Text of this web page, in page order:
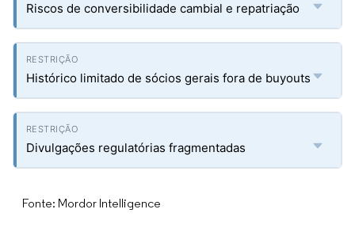
Riscos de conversibilidade cambial e repatriação
Histórico limitado de sócios gerais fora de buyouts
Divulgações regulatórias fragmentadas
Fonte: Mordor Intelligence